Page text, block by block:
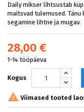
Daily mikser lihtsustab
maitsvad tulemused.
segamine lihtne ja mugav.
28,00 €
1-14 tööpäeva
Kogus
 Viimased tooted